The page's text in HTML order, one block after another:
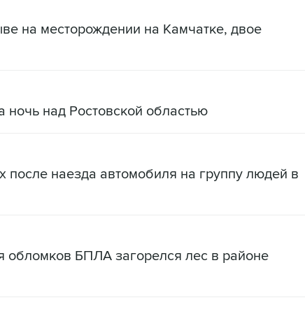
на месторождении на Камчатке, двое
над Ростовской областью
после наезда автомобиля на группу людей в
обломков БПЛА загорелся лес в районе